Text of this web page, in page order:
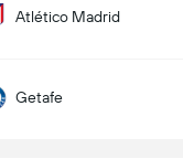
Atlético Madrid
Getafe